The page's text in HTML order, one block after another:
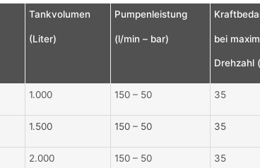
Tankvolumen
(Liter)
Pumpenleistung
(l/min – bar) bei
Drehzahl
1.000 150 – 50 35
1.500 150 – 50 35
2.000 150 – 50 35